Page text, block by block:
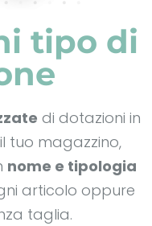
tipo di
di dotazioni in
tuo magazzino,
nome e tipologia
articolo oppure
taglia.